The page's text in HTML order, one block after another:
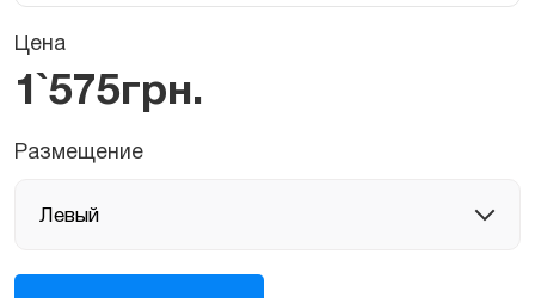
Цена
1`575грн.
Размещение
Динамик